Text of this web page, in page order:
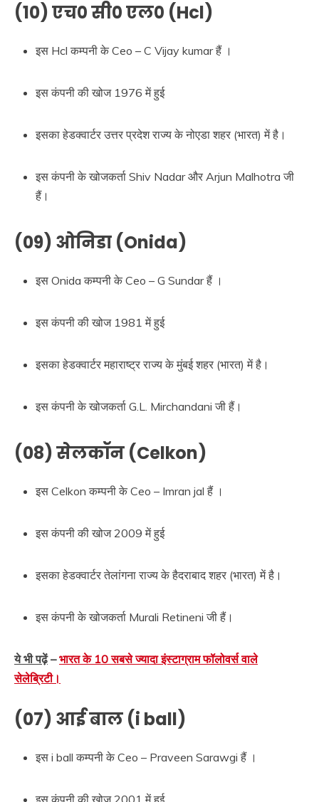
(10) एच० सी० एल० (Hcl)
इस Hcl कम्पनी के Ceo – C Vijay kumar हैं ।
इस कंपनी की खोज 1976 में हुई
इसका हेडक्वार्टर उत्तर प्रदेश राज्य के नोएडा शहर (भारत) में है।
इस कंपनी के खोजकर्ता Shiv Nadar और Arjun Malhotra जी
हैं।
(09) ओनिडा (Onida)
इस Onida कम्पनी के Ceo – G Sundar हैं ।
इस कंपनी की खोज 1981 में हुई
इसका हेडक्वार्टर महाराष्ट्र राज्य के मुंबई शहर (भारत) में है।
इस कंपनी के खोजकर्ता G.L. Mirchandani जी हैं।
(08) सेलकॉन (Celkon)
इस Celkon कम्पनी के Ceo – Imran jal हैं ।
इस कंपनी की खोज 2009 में हुई
इसका हेडक्वार्टर तेलांगना राज्य के हैदराबाद शहर (भारत) में है।
इस कंपनी के खोजकर्ता Murali Retineni जी हैं।
ये भी पढ़ें– भारत के 10 सबसे ज्यादा इंस्टाग्राम फॉलोवर्स वाले
सेलेब्रिटी।
(07) आई बाल (i ball)
इस i ball कम्पनी के Ceo – Praveen Sarawgi हैं ।
इस कंपनी की खोज 2001 में हुई